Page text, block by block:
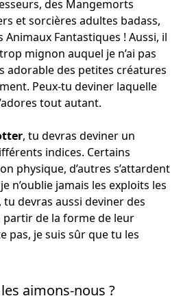
des Mangemorts
et sorcières adultes badass,
Fantastiques ! Aussi, il
mignon auquel je n’ai pas
adorable des petites créatures
Peux-tu deviner laquelle
tout autant.
, tu devras deviner un
indices. Certains
physique, d’autres s’attardent
n’oublie jamais les exploits les
devras aussi deviner des
partir de la forme de leur
pas, je suis sûr que tu les
aimons-nous ?